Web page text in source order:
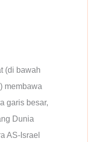
(di bawah
membawa
garis besar,
Dunia
AS-Israel